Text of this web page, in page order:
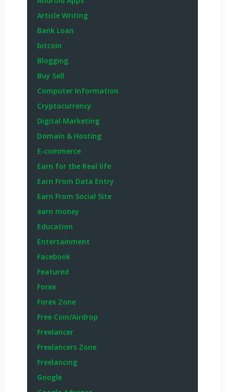
Article Writing
Bank Loan
bitcoin
Blogging
Buy Sell
Computer Information
Cryptocurrency
Digital Marketing
Domain & Hosting
E-commerce
Earn for the Real life
Earn From Data Entry
Earn From Social Site
earn money
Education
Entertainment
Facebook
Featured
Forex
Forex Zone
Free Coin/Airdrop
Freelancer
Freelancers Zone
Freelancing
Google